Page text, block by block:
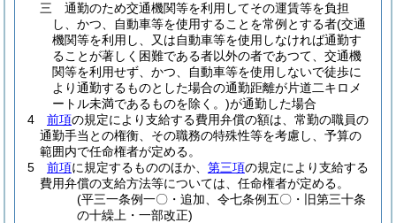
三
通勤のため交通機関等を利用してその運賃等を負担
し、かつ、自動車等を使用することを常例とする者(交通
機関等を利用し、又は自動車等を使用しなければ通勤す
ることが著しく困難である者以外の者であつて、交通機
関等を利用せず、かつ、自動車等を使用しないで徒歩に
より通勤するものとした場合の通勤距離が片道二キロメ
ートル未満であるものを除く。)が通勤した場合
4
前項の規定により支給する費用弁償の額は、常勤の職員の
通勤手当との権衡、その職務の特殊性等を考慮し、予算の
範囲内で任命権者が定める。
5
前項に規定するもののほか、 第三項の規定により支給する
費用弁償の支給方法等については、任命権者が定める。
(平三一条例一〇・追加、令七条例五〇・旧第三十条
の十繰上・一部改正)